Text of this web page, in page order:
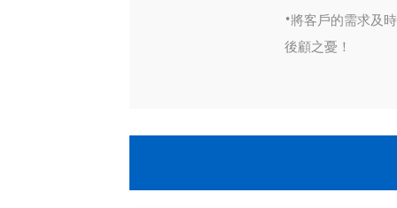
·將客戶的需求及
後顧之憂！